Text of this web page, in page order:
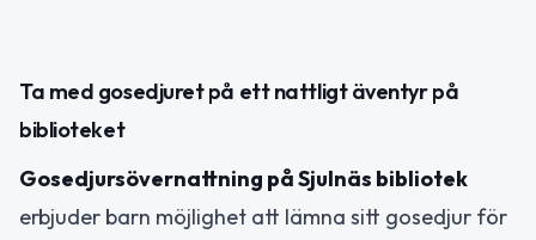
Ta med gosedjuret på ett nattligt äventyr på
biblioteket
Gosedjursövernattning på Sjulnäs bibliotek
erbjuder barn möjlighet att lämna sitt gosedjur för